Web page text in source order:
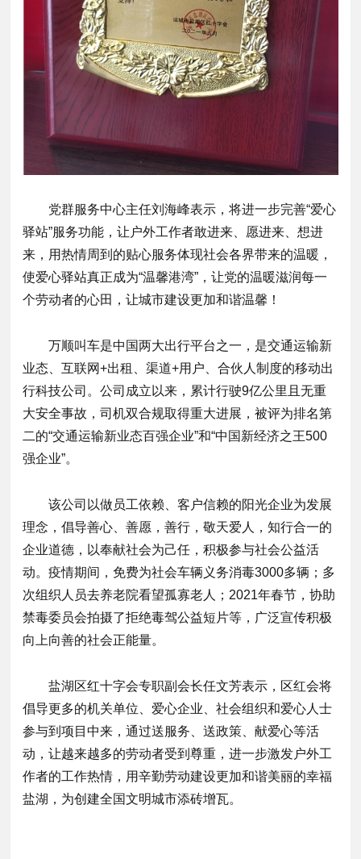
党群服务中心主任刘海峰表示，将进一步完善“爱心
驿站”服务功能，让户外工作者敢进来、愿进来、想进
来，用热情周到的贴心服务体现社会各界带来的温暖，
使爱心驿站真正成为“温馨港湾”，让党的温暖滋润每一
个劳动者的心田，让城市建设更加和谐温馨！
万顺叫车是中国两大出行平台之一，是交通运输新
业态、互联网+出租、渠道+用户、合伙人制度的移动出
行科技公司。公司成立以来，累计行驶9亿公里且无重
大安全事故，司机双合规取得重大进展，被评为排名第
二的“交通运输新业态百强企业”和“中国新经济之王500
强企业”。
该公司以做员工依赖、客户信赖的阳光企业为发展
理念，倡导善心、善愿，善行，敬天爱人，知行合一的
企业道德，以奉献社会为己任，积极参与社会公益活
动。疫情期间，免费为社会车辆义务消毒3000多辆；多
次组织人员去养老院看望孤寡老人；2021年春节，协助
禁毒委员会拍摄了拒绝毒驾公益短片等，广泛宣传积极
向上向善的社会正能量。
盐湖区红十字会专职副会长任文芳表示，区红会将
倡导更多的机关单位、爱心企业、社会组织和爱心人士
参与到项目中来，通过送服务、送政策、献爱心等活
动，让越来越多的劳动者受到尊重，进一步激发户外工
作者的工作热情，用辛勤劳动建设更加和谐美丽的幸福
盐湖，为创建全国文明城市添砖增瓦。